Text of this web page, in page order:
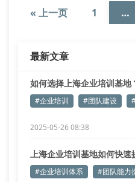
企业培训基地通常具备以下
定制化课程设计：根据企业
« 上一页 1 …
最新文章
如何选择上海企业培训基
#企业培训 #团队建设
2025-05-26 08:38
上海企业培训基地如何快速
#企业培训体系 #团队能力